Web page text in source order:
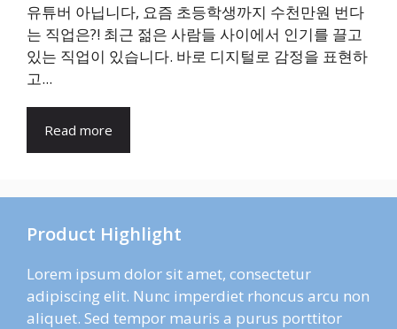
유튜버 아닙니다, 요즘 초등학생까지 수천만원 번다
는 직업은?! 최근 젊은 사람들 사이에서 인기를 끌고
있는 직업이 있습니다. 바로 디지털로 감정을 표현하
고...
Read more
Product Highlight
Lorem ipsum dolor sit amet, consectetur
adipiscing elit. Nunc imperdiet rhoncus arcu non
aliquet. Sed tempor mauris a purus porttitor